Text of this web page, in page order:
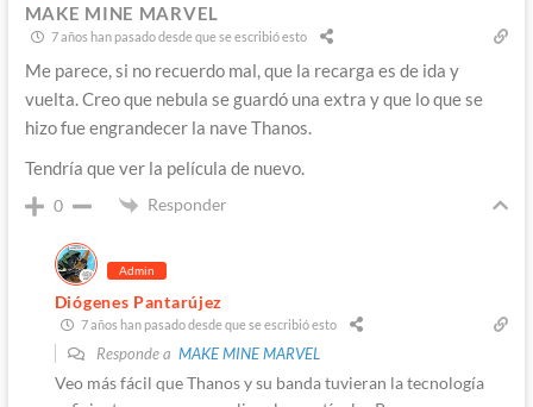
MAKE MINE MARVEL
7 años han pasado desde que se escribió esto
Me parece, si no recuerdo mal, que la recarga es de ida y
vuelta. Creo que nebula se guardó una extra y que lo que se
hizo fue engrandecer la nave Thanos.
Tendría que ver la película de nuevo.
0 Responder
Admin
Diógenes Pantarújez
7 años han pasado desde que se escribió esto
Responde a MAKE MINE MARVEL
Veo más fácil que Thanos y su banda tuvieran la tecnología